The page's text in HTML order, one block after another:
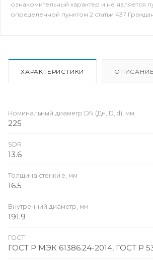
ознакомительный характер и не является
определенной пунктом 2 статьи 437
ХАРАКТЕРИСТИКИ ОПИСАНИЕ
Номинальный диаметр DN (Дн, D, d), мм
225
SDR
13.6
Толщина стенки e, мм
16.5
Внутренний диаметр, мм
191.9
ГОСТ
ГОСТ Р МЭК 61386.24-2014, ГОСТ Р